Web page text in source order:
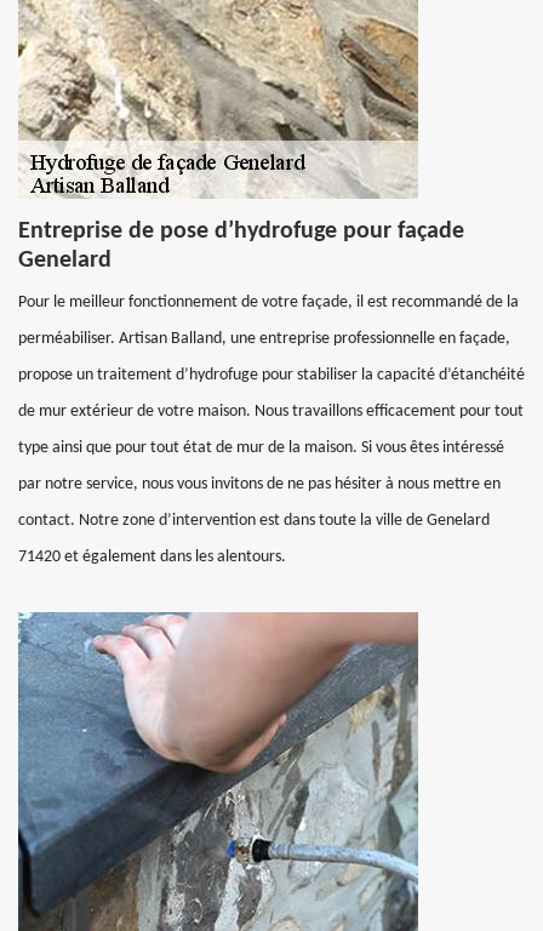
Entreprise de pose d’hydrofuge pour façade
Genelard
Pour le meilleur fonctionnement de votre façade, il est recommandé de la
perméabiliser. Artisan Balland, une entreprise professionnelle en façade,
propose un traitement d’hydrofuge pour stabiliser la capacité d’étanchéité
de mur extérieur de votre maison. Nous travaillons efficacement pour tout
type ainsi que pour tout état de mur de la maison. Si vous êtes intéressé
par notre service, nous vous invitons de ne pas hésiter à nous mettre en
contact. Notre zone d’intervention est dans toute la ville de Genelard
71420 et également dans les alentours.